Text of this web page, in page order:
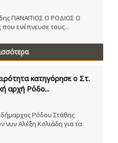
ΠΑΝΑΙΤΙΟΣ Ο ΡΟΔΙΟΣ Ο
ενέπνευσε τους...
κατηγόρησε ο Στ.
αρχή Ρόδο...
Ρόδου Στάθης
Αλέξη Κολιάδη για τα